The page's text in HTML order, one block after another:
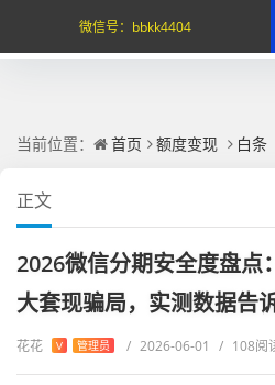
当前位置： 首页 额度变现 白条
正文
2026微信分期安全度盘点
大套现骗局，实测数据告
花花 V 管理员 / 2026-06-01 / 108阅
微信号： bbkk4404